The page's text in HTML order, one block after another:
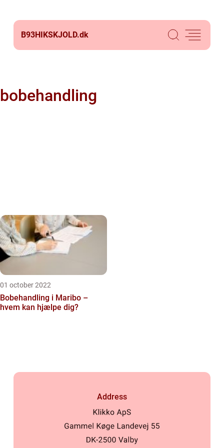
B93HIKSKJOLD.dk
bobehandling
01 october 2022
Bobehandling i Maribo –
hvem kan hjælpe dig?
Address